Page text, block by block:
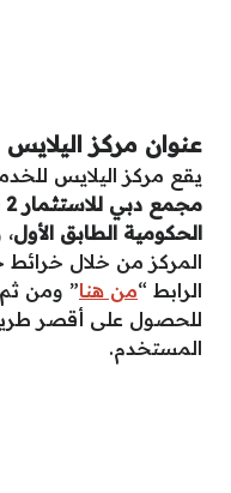
عنوان مركز
يقع مركز اليلايس
الحكومية الطابق الأول
المركز من خلال
الرابط “من هنا” ومن
للحصول على أقصر
المستخدم.